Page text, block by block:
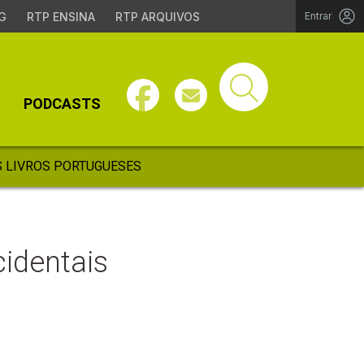
RTP ENSINA RTP ARQUIVOS Entrar
PODCASTS
LIVROS PORTUGUESES